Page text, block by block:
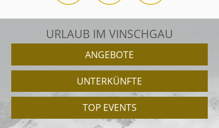
URLAUB IM VINSCHGAU
ANGEBOTE
UNTERKÜNFTE
TOP EVENTS